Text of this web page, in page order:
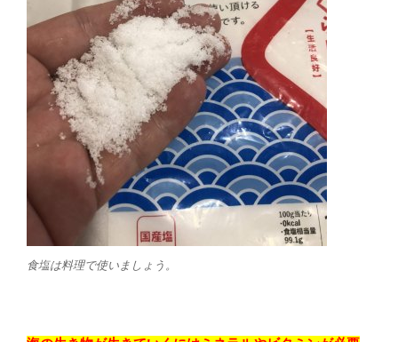
食塩は料理で使いましょう。